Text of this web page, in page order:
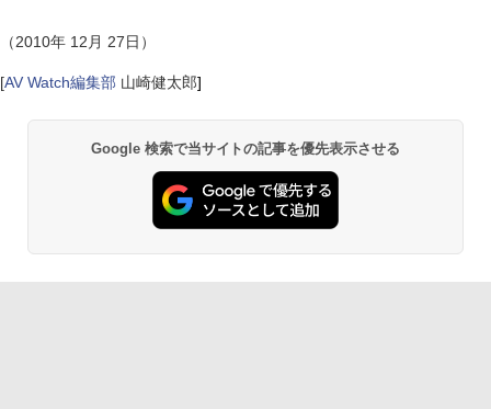
（2010年 12月 27日）
[AV Watch編集部 山崎健太郎]
Google 検索で当サイトの記事を優先表示させる